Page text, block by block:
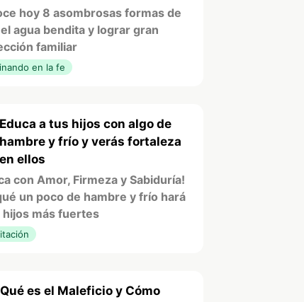
hoy 8 asombrosas formas de
agua bendita y lograr gran
familiar
en la fe
Educa a tus hijos con algo de
hambre y frío y verás fortaleza
en ellos
con Amor, Firmeza y Sabiduría!
un poco de hambre y frío hará
hijos más fuertes
Qué es el Maleficio y Cómo